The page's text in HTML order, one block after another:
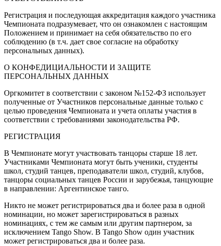
Регистрация и последующая аккредитация каждого участника
Чемпионата подразумевает, что он ознакомлен с настоящим
Положением и принимает на себя обязательство по его
соблюдению (в т.ч. дает свое согласие на обработку
персональных данных).
О КОНФЕДИЦИАЛЬНОСТИ И ЗАЩИТЕ
ПЕРСОНАЛЬНЫХ ДАННЫХ
Оргкомитет в соответствии с законом №152-ФЗ использует
полученные от Участников персональные данные только с
целью проведения Чемпионата и учета оплаты участия в
соответствии с требованиями законодательства РФ.
РЕГИСТРАЦИЯ
В Чемпионате могут участвовать танцоры старше 18 лет.
Участниками Чемпионата могут быть ученики, студенты
школ, студий танцев, преподаватели школ, студий, клубов,
танцоры социальных танцев России и зарубежья, танцующие
в направлении: Аргентинское танго.
Никто не может регистрироваться два и более раза в одной
номинации, но может зарегистрироваться в разных
номинациях, с тем же самым или другим партнером, за
исключением Tango Show. В Tango Show один участник
может регистрироваться два и более раза.